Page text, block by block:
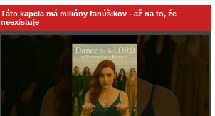
Táto kapela má milióny fanúšikov - až na to, že
neexistuje